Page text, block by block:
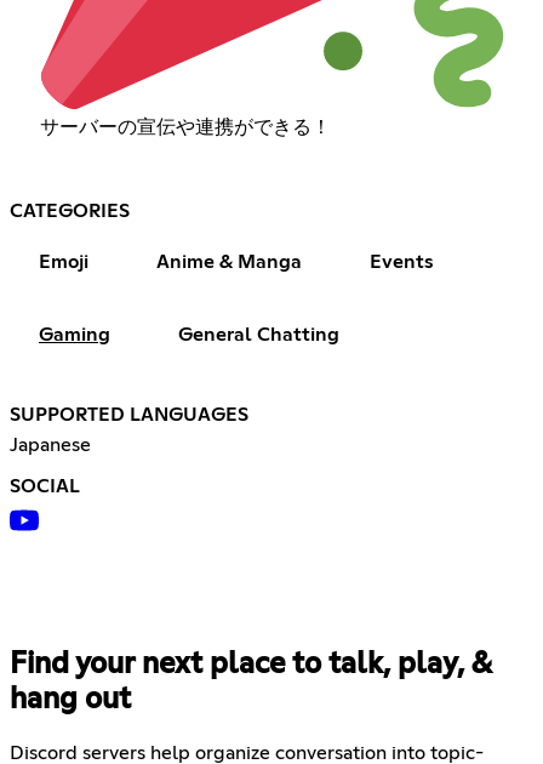
サーバーの宣伝や連携ができる！
CATEGORIES
Emoji Anime & Manga Events
Gaming General Chatting
SUPPORTED LANGUAGES
Japanese
SOCIAL
Find your next place to talk, play, &
hang out
Discord servers help organize conversation into topic-